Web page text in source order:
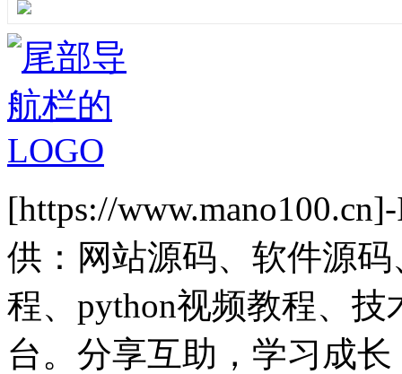
[https://
供：网站源码、软件源
程、python视频教程、
台。分享互助，学习成长